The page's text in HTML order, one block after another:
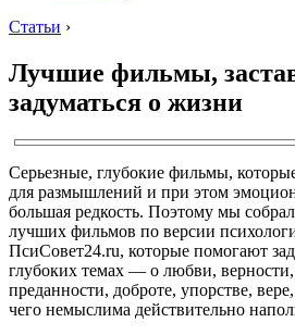
Статьи ›
Лучшие фильмы,
задуматься о жизни
Серьезные, глубокие фильмы,
для размышлений и при этом
большая редкость. Поэтому мы
лучших фильмов по версии
ПсиСовет24.ru, которые помогают
глубоких темах — о любви,
преданности, доброте, упорстве,
чего немыслима действительно